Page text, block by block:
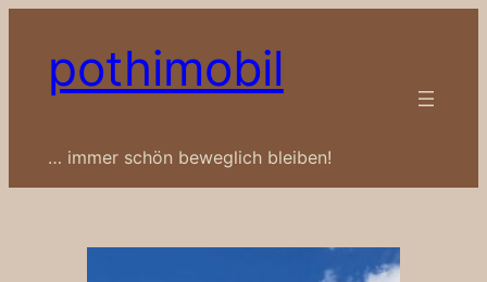
Inhalt
springen
pothimobil
… immer schön beweglich bleiben!